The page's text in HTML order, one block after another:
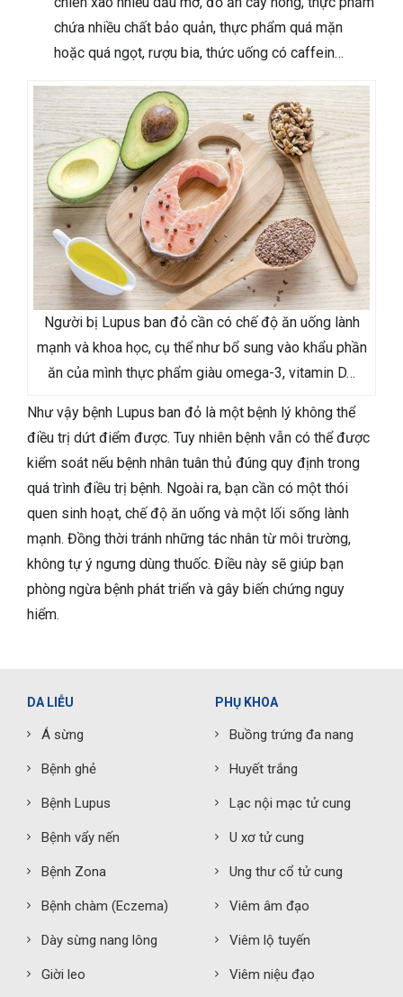
chứa nhiều chất bảo quản, thực phẩm quá mặn
hoặc quá ngọt, rượu bia, thức uống có caffein…
Người bị Lupus ban đỏ cần có chế độ ăn uống lành
mạnh và khoa học, cụ thể như bổ sung vào khẩu phần
ăn của mình thực phẩm giàu omega-3, vitamin D…
Như vậy bệnh Lupus ban đỏ là một bệnh lý không thể
điều trị dứt điểm được. Tuy nhiên bệnh vẫn có thể được
kiểm soát nếu bệnh nhân tuân thủ đúng quy định trong
quá trình điều trị bệnh. Ngoài ra, bạn cần có một thói
quen sinh hoạt, chế độ ăn uống và một lối sống lành
mạnh. Đồng thời tránh những tác nhân từ môi trường,
không tự ý ngưng dùng thuốc. Điều này sẽ giúp bạn
phòng ngừa bệnh phát triển và gây biến chứng nguy
hiểm.
DA LIỄU
Á sừng
Bệnh ghẻ
Bệnh Lupus
Bệnh vẩy nến
Bệnh Zona
Bệnh chàm (Eczema)
Dày sừng nang lông
Giời leo
PHỤ KHOA
Buồng trứng đa nang
Huyết trắng
Lạc nội mạc tử cung
U xơ tử cung
Ung thư cổ tử cung
Viêm âm đạo
Viêm lộ tuyến
Viêm niệu đạo